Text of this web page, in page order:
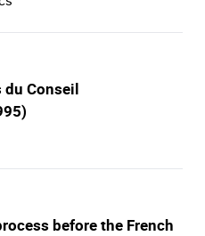
Conseil
before the French